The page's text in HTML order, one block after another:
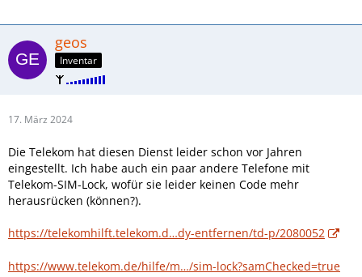
geos
Inventar
17. März 2024
Die Telekom hat diesen Dienst leider schon vor Jahren
eingestellt. Ich habe auch ein paar andere Telefone mit
Telekom-SIM-Lock, wofür sie leider keinen Code mehr
herausrücken (können?).
https://telekomhilft.telekom.d…dy-entfernen/td-p/2080052
https://www.telekom.de/hilfe/m…/sim-lock?samChecked=true